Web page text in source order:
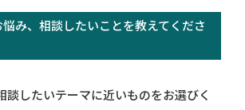
み、相談したいことを教えてくださ
談したいテーマに近いものをお選びく